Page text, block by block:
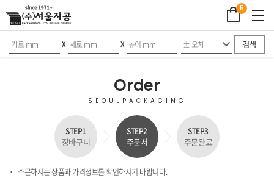
X X 검색
5
Order
SEOULPACKAGING
주문하시는 상품과 가격정보를 확인하시기 바랍니다.
STEP1
장바구니
STEP2
주문서
STEP3
주문완료